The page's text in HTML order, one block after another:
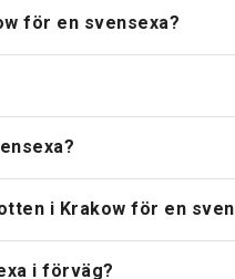
för en svensexa?
i Krakow för en
i förväg?